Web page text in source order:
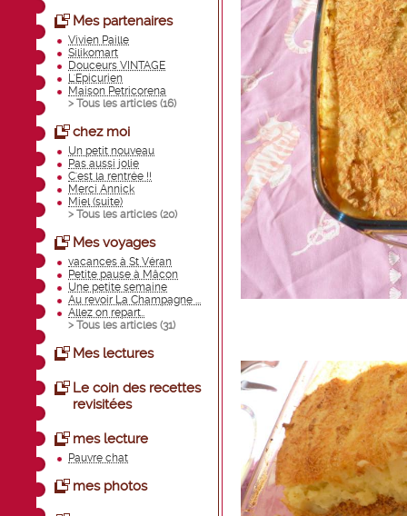
Mes partenaires
Vivien Paille
Silikomart
Douceurs VINTAGE
L'Epicurien
Maison Petricorena
> Tous les articles (16)
chez moi
Un petit nouveau
Pas aussi jolie
C'est la rentrée !!
Merci Annick
Miel (suite)
> Tous les articles (20)
Mes voyages
vacances à St Véran
Petite pause à Mâcon
Une petite semaine
Au revoir La Champagne ...
Allez on repart..
> Tous les articles (31)
Mes lectures
Le coin des recettes
revisitées
mes lecture
Pauvre chat
mes photos